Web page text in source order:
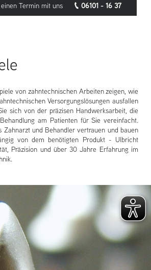
Termin mit uns 06101 - 16 37
von zahntechnischen Arbeiten zeigen, wie
Versorgungslösungen ausfallen
sich von der präzisen Handwerksarbeit, die
am Patienten für Sie vereinfacht.
Zahnarzt und Behandler vertrauen und bauen
von dem benötigten Produkt - Ulbricht
Präzision und über 30 Jahre Erfahrung im